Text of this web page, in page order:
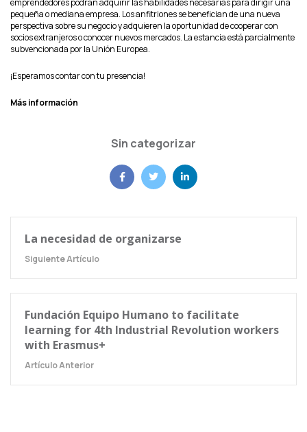
emprendedores podrán adquirir las habilidades necesarias para dirigir una
pequeña o mediana empresa. Los anfitriones se benefician de una nueva
perspectiva sobre su negocio y adquieren la oportunidad de cooperar con
socios extranjeros o conocer nuevos mercados. La estancia está parcialmente
subvencionada por la Unión Europea.
¡Esperamos contar con tu presencia!
Más información
Sin categorizar
La necesidad de organizarse
Siguiente Artículo
Fundación Equipo Humano to facilitate
learning for 4th Industrial Revolution workers
with Erasmus+
Artículo Anterior